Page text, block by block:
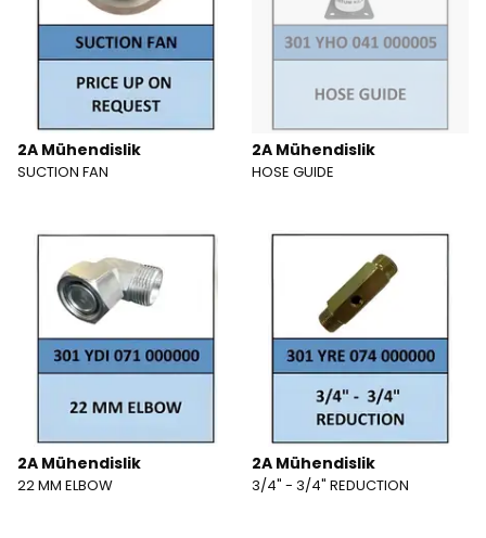
2A Mühendislik
SUCTION FAN
2A Mühendislik
HOSE GUIDE
2A Mühendislik
22 MM ELBOW
2A Mühendislik
3/4" - 3/4" REDUCTION